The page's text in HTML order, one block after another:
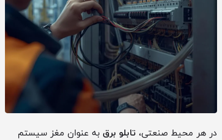
در هر محیط صنعتی، تابلو برق به عنوان مغز سیستم